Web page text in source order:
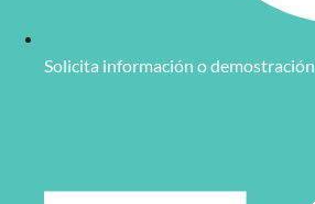
Solicita información o demostración